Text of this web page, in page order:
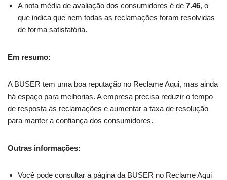
A nota média de avaliação dos consumidores é de 7.46, o
que indica que nem todas as reclamações foram resolvidas
de forma satisfatória.
Em resumo:
A BUSER tem uma boa reputação no Reclame Aqui, mas ainda
há espaço para melhorias. A empresa precisa reduzir o tempo
de resposta às reclamações e aumentar a taxa de resolução
para manter a confiança dos consumidores.
Outras informações:
Você pode consultar a página da BUSER no Reclame Aqui